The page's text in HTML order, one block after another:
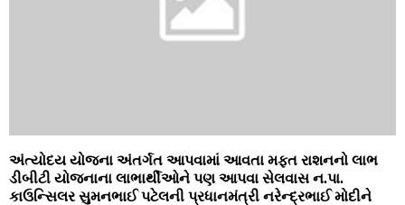
અંત્‍યોદય યોજના અંતર્ગત આપવામાં આવતા મફત રાશનનો લાભ
ડીબીટી યોજનાના લાભાર્થીઓને પણ આપવા સેલવાસ ન.પા.
કાઉન્‍સિલર સુમનભાઈ પટેલની પ્રધાનમંત્રી નરેન્‍દ્રભાઈ મોદીને